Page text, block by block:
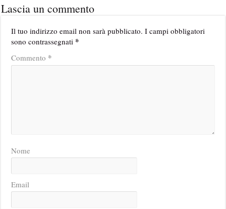
Lascia un commento
Il tuo indirizzo email non sarà pubblicato. I campi obbligatori
sono contrassegnati *
Commento *
Nome
Email